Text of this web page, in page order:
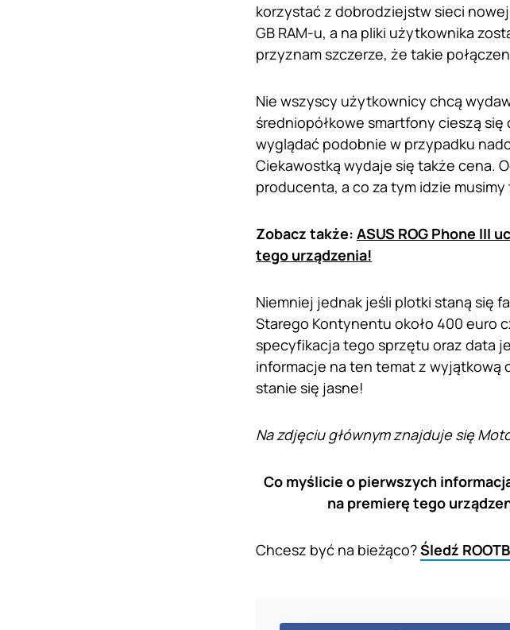
korzystać z dobrodziejstw sieci
GB RAM-u, a na pliki użytkownika
przyznam szczerze, że takie
Nie wszyscy użytkownicy chcą
średniopółkowe smartfony cieszą
wyglądać podobnie w przypadku
Ciekawostką wydaje się także cena.
producenta, a co za tym idzie
Zobacz także: ASUS ROG Phone III
tego urządzenia!
Niemniej jednak jeśli plotki staną się
Starego Kontynentu około 400 euro
specyfikacja tego sprzętu oraz data
informacje na ten temat z wyjątkową
stanie się jasne!
Na zdjęciu głównym znajduje się
Co myślicie o pierwszych
na premierę tego
Chcesz być na bieżąco?Śledź